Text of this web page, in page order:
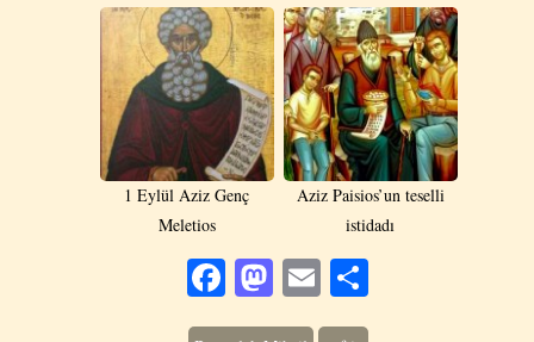
1 Eylül Aziz Genç
Meletios
Aziz Paisios’un teselli
istidadı
Facebook
Mastodon
Email